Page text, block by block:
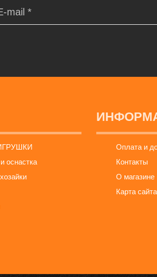
оснастка
Оплата и
Контакты
О магазине
Карта сайта